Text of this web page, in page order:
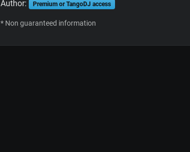
Author: Premium or TangoDJ access
* Non guaranteed information